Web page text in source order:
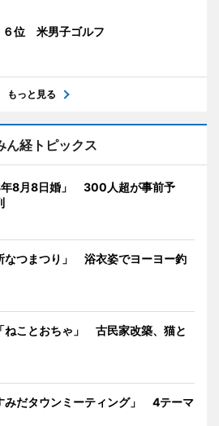
６位 米男子ゴルフ
もっと見る
ん経トピックス
年8月8日婚」 300人超が事前予
なつまつり」 浴衣姿でヨーヨー釣
ねことおちゃ」 古民家改築、猫と
みだタウンミーティング」 4テーマ